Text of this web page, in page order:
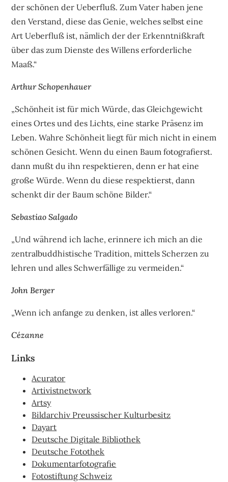
der schönen der Ueberfluß. Zum Vater haben jene
den Verstand, diese das Genie, welches selbst eine
Art Ueberfluß ist, nämlich der der Erkenntnißkraft
über das zum Dienste des Willens erforderliche
Maaß.“
Arthur Schopenhauer
„Schönheit ist für mich Würde, das Gleichgewicht
eines Ortes und des Lichts, eine starke Präsenz im
Leben. Wahre Schönheit liegt für mich nicht in einem
schönen Gesicht. Wenn du einen Baum fotografierst.
dann mußt du ihn respektieren, denn er hat eine
große Würde. Wenn du diese respektierst, dann
schenkt dir der Baum schöne Bilder.“
Sebastiao Salgado
„Und während ich lache, erinnere ich mich an die
zentralbuddhistische Tradition, mittels Scherzen zu
lehren und alles Schwerfällige zu vermeiden.“
John Berger
„Wenn ich anfange zu denken, ist alles verloren.“
Cézanne
Links
Acurator
Artivistnetwork
Artsy
Bildarchiv Preussischer Kulturbesitz
Dayart
Deutsche Digitale Bibliothek
Deutsche Fotothek
Dokumentarfotografie
Fotostiftung Schweiz